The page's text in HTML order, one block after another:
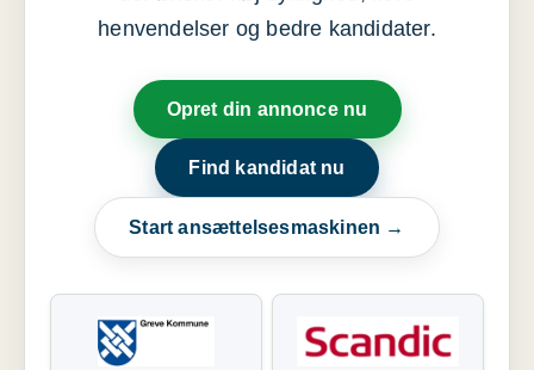
henvendelser og bedre kandidater.
Opret din annonce nu
Find kandidat nu
Start ansættelsesmaskinen →